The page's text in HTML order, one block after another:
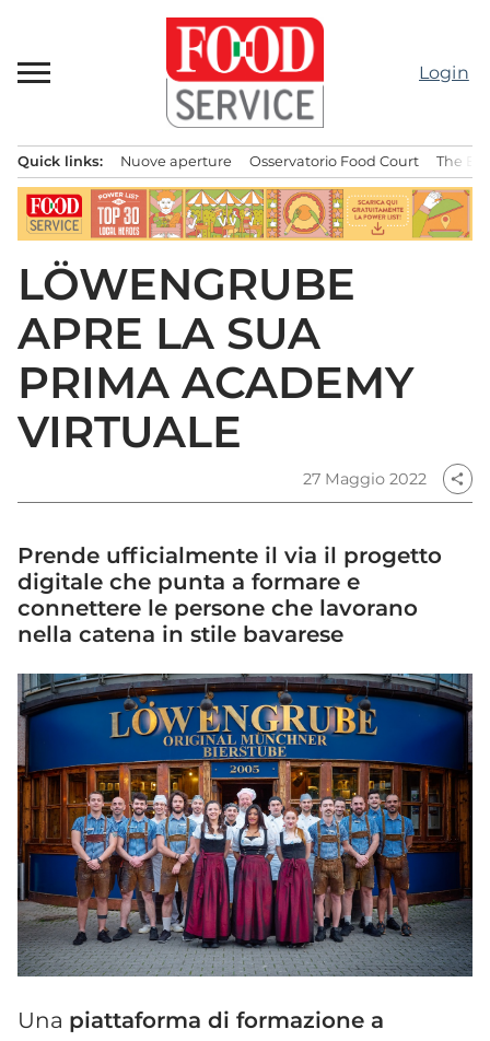
contenuto
Login
principale
Quick links: Nuove aperture Osservatorio Food Court The
LÖWENGRUBE
APRE LA SUA
PRIMA ACADEMY
VIRTUALE
27 Maggio 2022 share
Prende ufficialmente il via il progetto
digitale che punta a formare e
connettere le persone che lavorano
nella catena in stile bavarese
Una piattaforma di formazione a